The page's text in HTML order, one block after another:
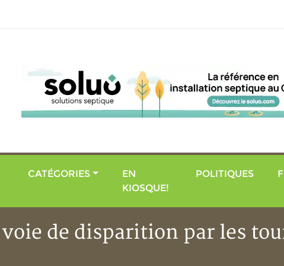
CATÉGORIES
EN
KIOSQUE!
POLITIQUES
de disparition par les